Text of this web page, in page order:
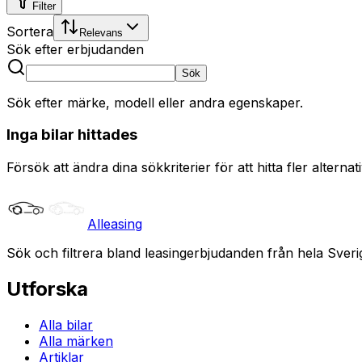
Filter
Sortera Relevans
Sök efter erbjudanden
Sök
Sök efter märke, modell eller andra egenskaper.
Inga bilar hittades
Försök att ändra dina sökkriterier för att hitta fler
Alleasing
Sök och filtrera bland leasingerbjudanden från hela
Utforska
Alla bilar
Alla märken
Artiklar